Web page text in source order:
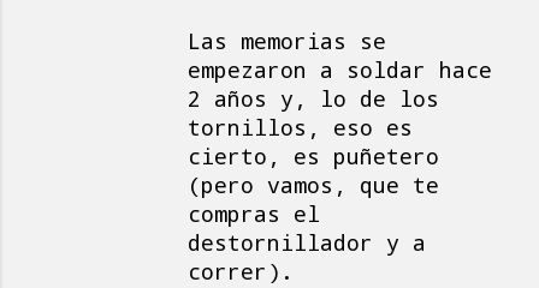
Las memorias se
empezaron a soldar hace
2 años y, lo de los
tornillos, eso es
cierto, es puñetero
(pero vamos, que te
compras el
destornillador y a
correr).